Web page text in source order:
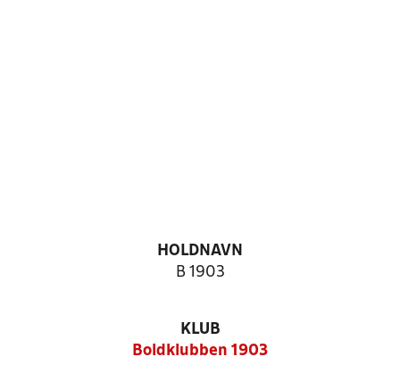
HOLDNAVN
B 1903
KLUB
Boldklubben 1903